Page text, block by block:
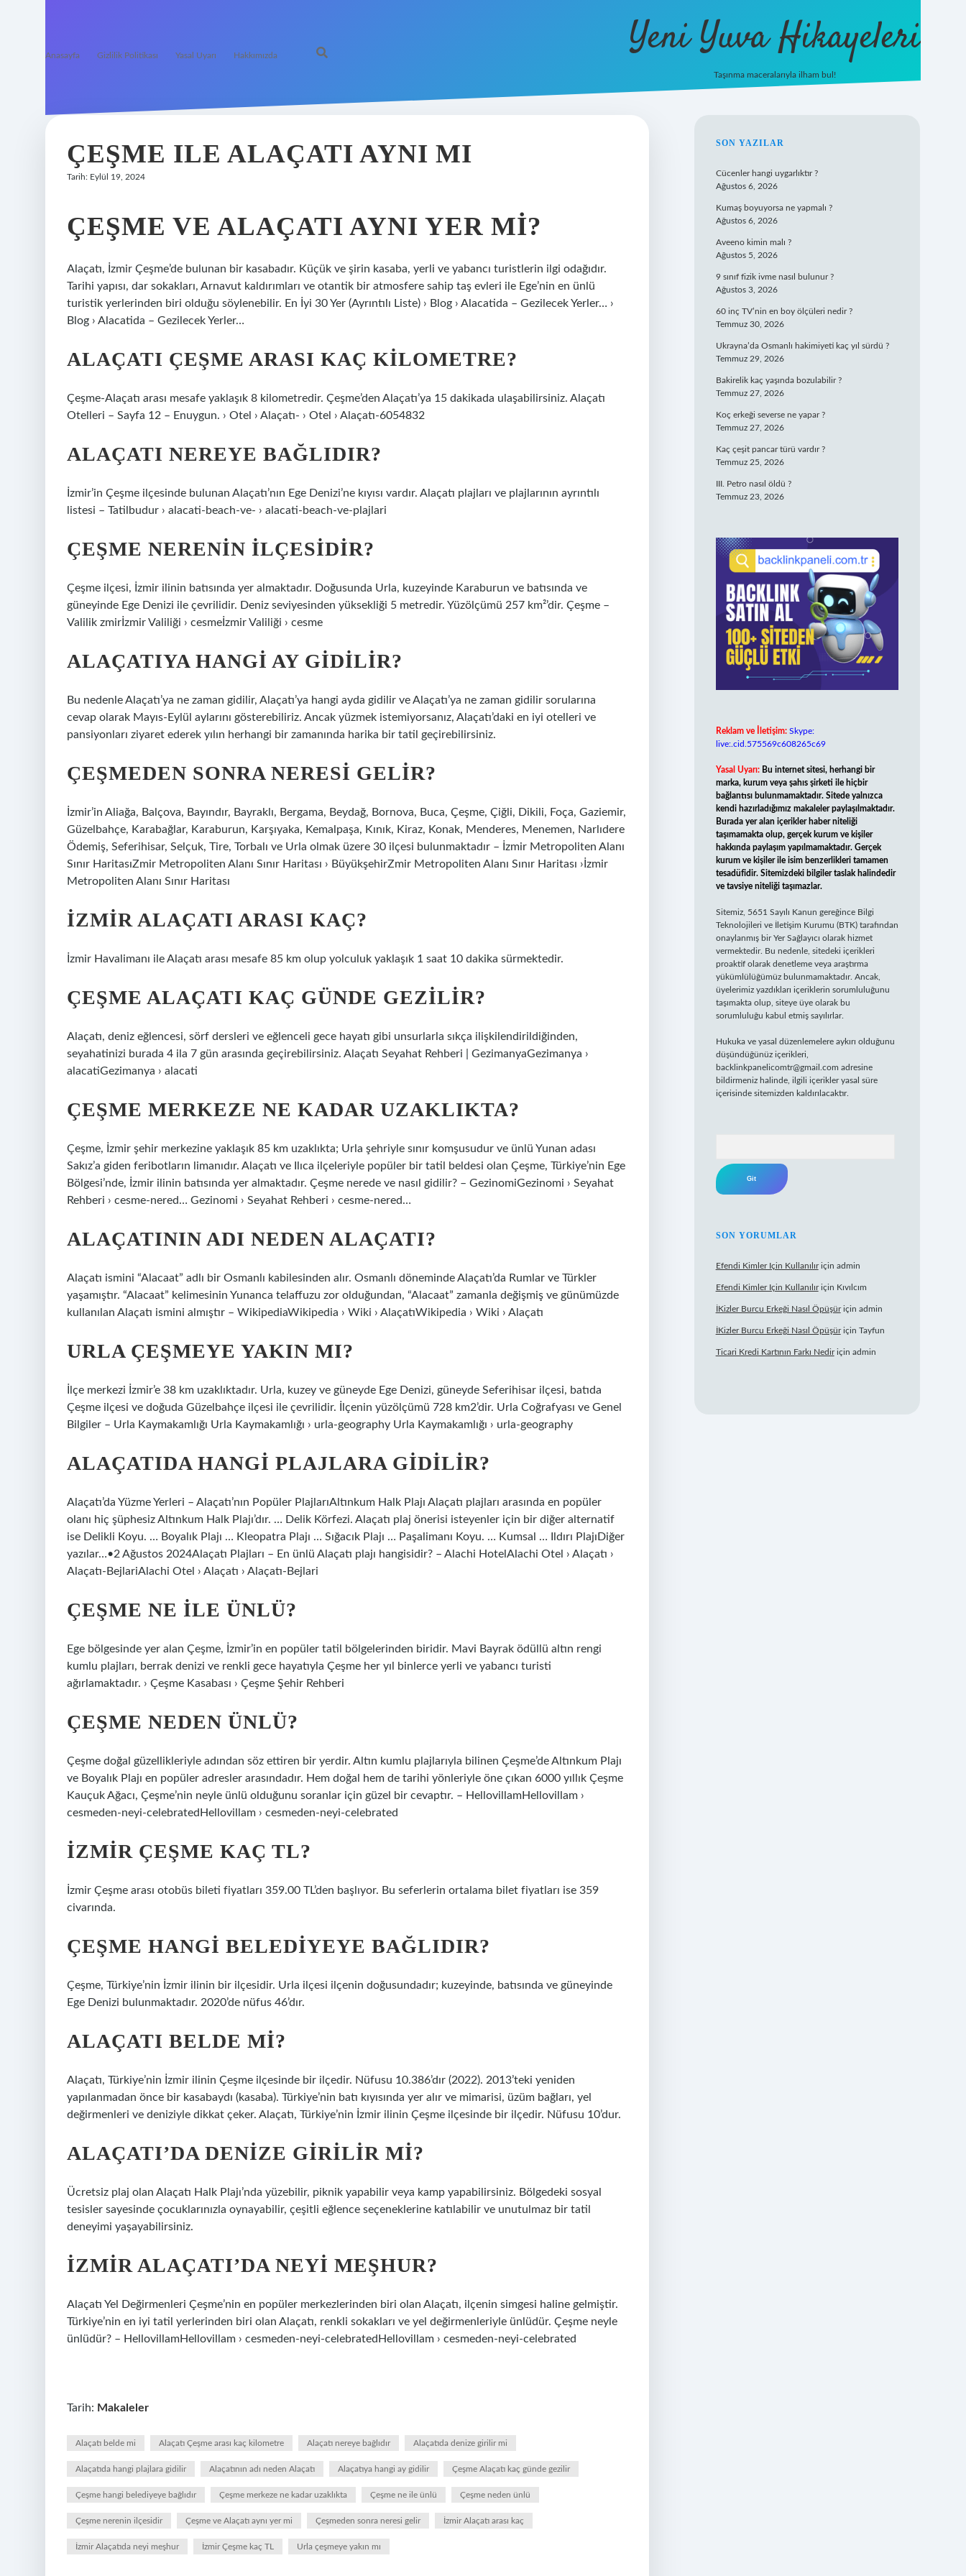
Anasayfa Gizlilik Politikası Yasal Uyarı Hakkımızda Yeni Yuva Hikayeleri
Taşınma maceralarıyla ilham bul!
ÇEŞME ILE ALAÇATI AYNI MI
Tarih: Eylül 19, 2024
ÇEŞME VE ALAÇATI AYNI YER MI?
Alaçatı, İzmir Çeşme’de bulunan bir kasabadır. Küçük ve şirin kasaba, yerli ve yabancı turistlerin ilgi odağıdır.
Tarihi yapısı, dar sokakları, Arnavut kaldırımları ve otantik bir atmosfere sahip taş evleri ile Ege’nin en ünlü
turistik yerlerinden biri olduğu söylenebilir. En İyi 30 Yer (Ayrıntılı Liste) › Blog › Alacatida – Gezilecek Yerler… ›
Blog › Alacatida – Gezilecek Yerler…
ALAÇATI ÇEŞME ARASI KAÇ KILOMETRE?
Çeşme-Alaçatı arası mesafe yaklaşık 8 kilometredir. Çeşme’den Alaçatı’ya 15 dakikada ulaşabilirsiniz. Alaçatı
Otelleri – Sayfa 12 – Enuygun. › Otel › Alaçatı- › Otel › Alaçatı-6054832
ALAÇATI NEREYE BAĞLIDIR?
İzmir’in Çeşme ilçesinde bulunan Alaçatı’nın Ege Denizi’ne kıyısı vardır. Alaçatı plajları ve plajlarının ayrıntılı
listesi – Tatilbudur › alacati-beach-ve- › alacati-beach-ve-plajlari
ÇEŞME NERENIN ILÇESIDIR?
Çeşme ilçesi, İzmir ilinin batısında yer almaktadır. Doğusunda Urla, kuzeyinde Karaburun ve batısında ve
güneyinde Ege Denizi ile çevrilidir. Deniz seviyesinden yüksekliği 5 metredir. Yüzölçümü 257 km²’dir. Çeşme –
Valilik zmirİzmir Valiliği › cesmeİzmir Valiliği › cesme
ALAÇATIYA HANGI AY GIDILIR?
Bu nedenle Alaçatı’ya ne zaman gidilir, Alaçatı’ya hangi ayda gidilir ve Alaçatı’ya ne zaman gidilir sorularına
cevap olarak Mayıs-Eylül aylarını gösterebiliriz. Ancak yüzmek istemiyorsanız, Alaçatı’daki en iyi otelleri ve
pansiyonları ziyaret ederek yılın herhangi bir zamanında harika bir tatil geçirebilirsiniz.
ÇEŞMEDEN SONRA NERESI GELIR?
İzmir’in Aliağa, Balçova, Bayındır, Bayraklı, Bergama, Beydağ, Bornova, Buca, Çeşme, Çiğli, Dikili, Foça, Gaziemir,
Güzelbahçe, Karabağlar, Karaburun, Karşıyaka, Kemalpaşa, Kınık, Kiraz, Konak, Menderes, Menemen, Narlıdere
Ödemiş, Seferihisar, Selçuk, Tire, Torbalı ve Urla olmak üzere 30 ilçesi bulunmaktadır – İzmir Metropoliten Alanı
Sınır HaritasıZmir Metropoliten Alanı Sınır Haritası › BüyükşehirZmir Metropoliten Alanı Sınır Haritası ›İzmir
Metropoliten Alanı Sınır Haritası
İZMIR ALAÇATI ARASI KAÇ?
İzmir Havalimanı ile Alaçatı arası mesafe 85 km olup yolculuk yaklaşık 1 saat 10 dakika sürmektedir.
ÇEŞME ALAÇATI KAÇ GÜNDE GEZILIR?
Alaçatı, deniz eğlencesi, sörf dersleri ve eğlenceli gece hayatı gibi unsurlarla sıkça ilişkilendirildiğinden,
seyahatinizi burada 4 ila 7 gün arasında geçirebilirsiniz. Alaçatı Seyahat Rehberi | GezimanyaGezimanya ›
alacatiGezimanya › alacati
ÇEŞME MERKEZE NE KADAR UZAKLIKTA?
Çeşme, İzmir şehir merkezine yaklaşık 85 km uzaklıkta; Urla şehriyle sınır komşusudur ve ünlü Yunan adası
Sakız’a giden feribotların limanıdır. Alaçatı ve Ilıca ilçeleriyle popüler bir tatil beldesi olan Çeşme, Türkiye’nin Ege
Bölgesi’nde, İzmir ilinin batısında yer almaktadır. Çeşme nerede ve nasıl gidilir? – GezinomiGezinomi › Seyahat
Rehberi › cesme-nered… Gezinomi › Seyahat Rehberi › cesme-nered…
ALAÇATININ ADI NEDEN ALAÇATI?
Alaçatı ismini “Alacaat” adlı bir Osmanlı kabilesinden alır. Osmanlı döneminde Alaçatı’da Rumlar ve Türkler
yaşamıştır. “Alacaat” kelimesinin Yunanca telaffuzu zor olduğundan, “Alacaat” zamanla değişmiş ve günümüzde
kullanılan Alaçatı ismini almıştır – WikipediaWikipedia › Wiki › AlaçatıWikipedia › Wiki › Alaçatı
URLA ÇEŞMEYE YAKIN MI?
İlçe merkezi İzmir’e 38 km uzaklıktadır. Urla, kuzey ve güneyde Ege Denizi, güneyde Seferihisar ilçesi, batıda
Çeşme ilçesi ve doğuda Güzelbahçe ilçesi ile çevrilidir. İlçenin yüzölçümü 728 km2’dir. Urla Coğrafyası ve Genel
Bilgiler – Urla Kaymakamlığı Urla Kaymakamlığı › urla-geography Urla Kaymakamlığı › urla-geography
ALAÇATIDA HANGI PLAJLARA GIDILIR?
Alaçatı’da Yüzme Yerleri – Alaçatı’nın Popüler PlajlarıAltınkum Halk Plajı Alaçatı plajları arasında en popüler
olanı hiç şüphesiz Altınkum Halk Plajı’dır. … Delik Körfezi. Alaçatı plaj önerisi isteyenler için bir diğer alternatif
ise Delikli Koyu. … Boyalık Plajı … Kleopatra Plajı … Sığacık Plajı … Paşalimanı Koyu. … Kumsal … Ildırı PlajıDiğer
yazılar…•2 Ağustos 2024Alaçatı Plajları – En ünlü Alaçatı plajı hangisidir? – Alachi HotelAlachi Otel › Alaçatı ›
Alaçatı-BejlariAlachi Otel › Alaçatı › Alaçatı-Bejlari
ÇEŞME NE ILE ÜNLÜ?
Ege bölgesinde yer alan Çeşme, İzmir’in en popüler tatil bölgelerinden biridir. Mavi Bayrak ödüllü altın rengi
kumlu plajları, berrak denizi ve renkli gece hayatıyla Çeşme her yıl binlerce yerli ve yabancı turisti
ağırlamaktadır. › Çeşme Kasabası › Çeşme Şehir Rehberi
ÇEŞME NEDEN ÜNLÜ?
Çeşme doğal güzellikleriyle adından söz ettiren bir yerdir. Altın kumlu plajlarıyla bilinen Çeşme’de Altınkum Plajı
ve Boyalık Plajı en popüler adresler arasındadır. Hem doğal hem de tarihi yönleriyle öne çıkan 6000 yıllık Çeşme
Kauçuk Ağacı, Çeşme’nin neyle ünlü olduğunu soranlar için güzel bir cevaptır. – HellovillamHellovillam ›
cesmeden-neyi-celebratedHellovillam › cesmeden-neyi-celebrated
İZMIR ÇEŞME KAÇ TL?
İzmir Çeşme arası otobüs bileti fiyatları 359.00 TL’den başlıyor. Bu seferlerin ortalama bilet fiyatları ise 359
civarında.
ÇEŞME HANGI BELEDIYEYE BAĞLIDIR?
Çeşme, Türkiye’nin İzmir ilinin bir ilçesidir. Urla ilçesi ilçenin doğusundadır; kuzeyinde, batısında ve güneyinde
Ege Denizi bulunmaktadır. 2020’de nüfus 46’dır.
ALAÇATI BELDE MI?
Alaçatı, Türkiye’nin İzmir ilinin Çeşme ilçesinde bir ilçedir. Nüfusu 10.386’dır (2022). 2013’teki yeniden
yapılanmadan önce bir kasabaydı (kasaba). Türkiye’nin batı kıyısında yer alır ve mimarisi, üzüm bağları, yel
değirmenleri ve deniziyle dikkat çeker. Alaçatı, Türkiye’nin İzmir ilinin Çeşme ilçesinde bir ilçedir. Nüfusu 10’dur.
ALAÇATI’DA DENIZE GIRILIR MI?
Ücretsiz plaj olan Alaçatı Halk Plajı’nda yüzebilir, piknik yapabilir veya kamp yapabilirsiniz. Bölgedeki sosyal
tesisler sayesinde çocuklarınızla oynayabilir, çeşitli eğlence seçeneklerine katılabilir ve unutulmaz bir tatil
deneyimi yaşayabilirsiniz.
İZMIR ALAÇATI’DA NEYI MEŞHUR?
Alaçatı Yel Değirmenleri Çeşme’nin en popüler merkezlerinden biri olan Alaçatı, ilçenin simgesi haline gelmiştir.
Türkiye’nin en iyi tatil yerlerinden biri olan Alaçatı, renkli sokakları ve yel değirmenleriyle ünlüdür. Çeşme neyle
ünlüdür? – HellovillamHellovillam › cesmeden-neyi-celebratedHellovillam › cesmeden-neyi-celebrated
Tarih: Makaleler
Alaçatı belde mi Alaçatı Çeşme arası kaç kilometre Alaçatı nereye bağlıdır Alaçatıda denize girilir mi
Alaçatıda hangi plajlara gidilir Alaçatının adı neden Alaçatı Alaçatıya hangi ay gidilir Çeşme Alaçatı kaç günde gezilir
Çeşme hangi belediyeye bağlıdır Çeşme merkeze ne kadar uzaklıkta Çeşme ne ile ünlü Çeşme neden ünlü
Çeşme nerenin ilçesidir Çeşme ve Alaçatı aynı yer mi Çeşmeden sonra neresi gelir İzmir Alaçatı arası kaç
İzmir Alaçatıda neyi meşhur İzmir Çeşme kaç TL Urla çeşmeye yakın mı
SIDEBAR
SON YAZILAR
Cücenler hangi uygarlıktır ?
Ağustos 6, 2026
Kumaş boyuyorsa ne yapmalı ?
Ağustos 6, 2026
Aveeno kimin malı ?
Ağustos 5, 2026
9 sınıf fizik ivme nasıl bulunur ?
Ağustos 3, 2026
60 inç TV’nin en boy ölçüleri nedir ?
Temmuz 30, 2026
Ukrayna’da Osmanlı hakimiyeti kaç yıl sürdü ?
Temmuz 29, 2026
Bakirelik kaç yaşında bozulabilir ?
Temmuz 27, 2026
Koç erkeği severse ne yapar ?
Temmuz 27, 2026
Kaç çeşit pancar türü vardır ?
Temmuz 25, 2026
III. Petro nasıl öldü ?
Temmuz 23, 2026
Reklam ve İletişim: Skype:
live:.cid.575569c608265c69
Yasal Uyarı: Bu internet sitesi, herhangi bir
marka, kurum veya şahıs şirketi ile hiçbir
bağlantısı bulunmamaktadır. Sitede yalnızca
kendi hazırladığımız makaleler paylaşılmaktadır.
Burada yer alan içerikler haber niteliği
taşımamakta olup, gerçek kurum ve kişiler
hakkında paylaşım yapılmamaktadır. Gerçek
kurum ve kişiler ile isim benzerlikleri tamamen
tesadüfidir. Sitemizdeki bilgiler taslak halindedir
ve tavsiye niteliği taşımazlar.
Sitemiz, 5651 Sayılı Kanun gereğince Bilgi
Teknolojileri ve İletişim Kurumu (BTK) tarafından
onaylanmış bir Yer Sağlayıcı olarak hizmet
vermektedir. Bu nedenle, sitedeki içerikleri
proaktif olarak denetleme veya araştırma
yükümlülüğümüz bulunmamaktadır. Ancak,
üyelerimiz yazdıkları içeriklerin sorumluluğunu
taşımakta olup, siteye üye olarak bu
sorumluluğu kabul etmiş sayılırlar.
Hukuka ve yasal düzenlemelere aykırı olduğunu
düşündüğünüz içerikleri,
backlinkpanelicomtr@gmail.com adresine
bildirmeniz halinde, ilgili içerikler yasal süre
içerisinde sitemizden kaldırılacaktır.
SON YORUMLAR
Efendi Kimler Için Kullanılıriçin admin
Efendi Kimler Için Kullanılıriçin Kıvılcım
İKizler Burcu Erkeği Nasıl Öpüşüriçin admin
İKizler Burcu Erkeği Nasıl Öpüşüriçin Tayfun
Ticari Kredi Kartının Farkı Nediriçin admin